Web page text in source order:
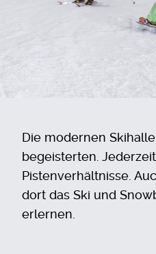
Die modernen
begeisterten.
Pistenverhältnisse.
dort das Ski und
erlernen.